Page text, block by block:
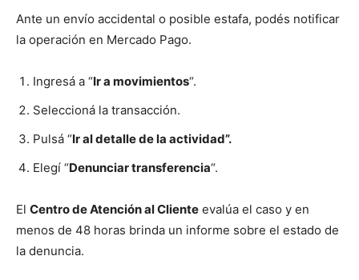
Ante un envío accidental o posible estafa, podés notificar
la operación en Mercado Pago.
Ingresá a “Ir a movimientos“.
Seleccioná la transacción.
Pulsá “Ir al detalle de la actividad”.
Elegí “Denunciar transferencia“.
El Centro de Atención al Cliente evalúa el caso y en
menos de 48 horas brinda un informe sobre el estado de
la denuncia.